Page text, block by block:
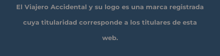
El Viajero Accidental y su logo es una marca registrada
cuya titularidad corresponde a los titulares de esta
web.